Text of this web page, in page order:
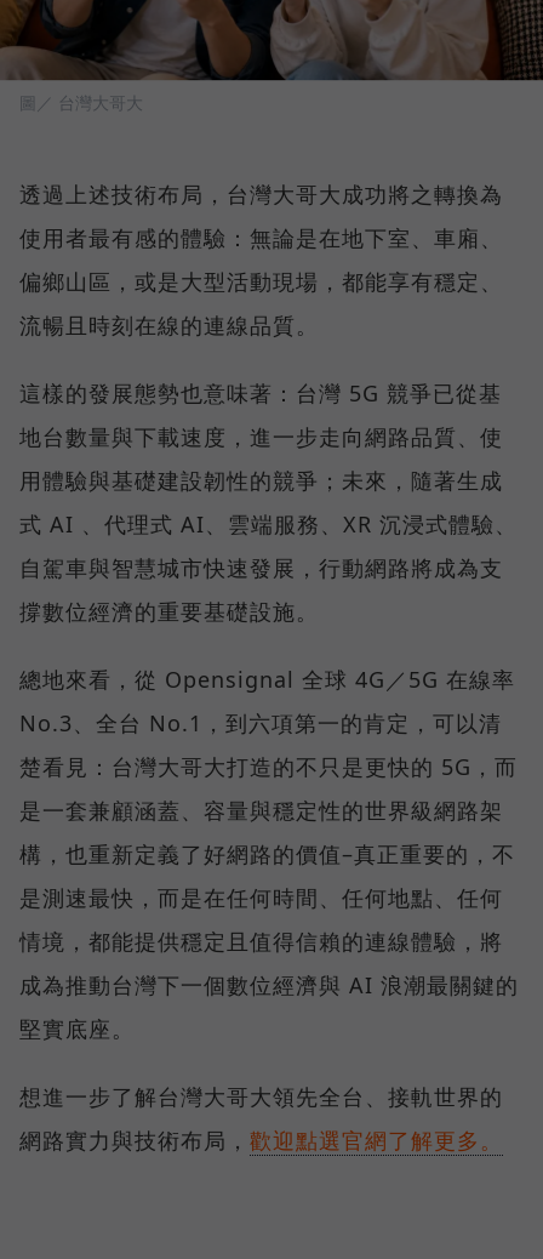
圖／ 台灣大哥大
透過上述技術布局，台灣大哥大成功將之轉換為
使用者最有感的體驗：無論是在地下室、車廂、
偏鄉山區，或是大型活動現場，都能享有穩定、
流暢且時刻在線的連線品質。
這樣的發展態勢也意味著：台灣 5G 競爭已從基
地台數量與下載速度，進一步走向網路品質、使
用體驗與基礎建設韌性的競爭；未來，隨著生成
式 AI 、代理式 AI、雲端服務、XR 沉浸式體驗、
自駕車與智慧城市快速發展，行動網路將成為支
撐數位經濟的重要基礎設施。
總地來看，從 Opensignal 全球 4G／5G 在線率
No.3、全台 No.1，到六項第一的肯定，可以清
楚看見：台灣大哥大打造的不只是更快的 5G，而
是一套兼顧涵蓋、容量與穩定性的世界級網路架
構，也重新定義了好網路的價值–真正重要的，不
是測速最快，而是在任何時間、任何地點、任何
情境，都能提供穩定且值得信賴的連線體驗，將
成為推動台灣下一個數位經濟與 AI 浪潮最關鍵的
堅實底座。
想進一步了解台灣大哥大領先全台、接軌世界的
網路實力與技術布局， 歡迎點選官網了解更多。